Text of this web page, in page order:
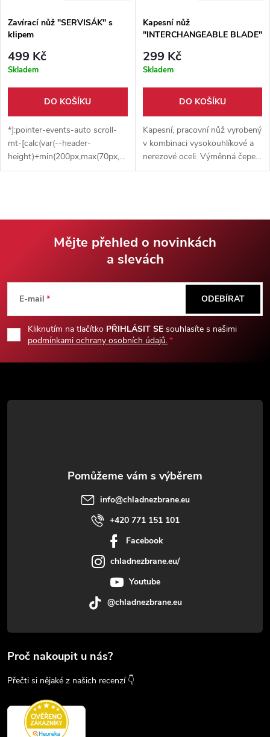
Zavírací nůž "SERVISÁK" s
klipem
499 Kč
Skladem
DO KOŠÍKU
*]:pointer-events-auto scroll-
mt-[calc(var(--header-
height)+min(200px,max(70px,20svh)))]"
dir="auto" data-turn-
turn-18" data-scroll-
anchor="true" data-
turn="assistant"
tabindex="-1"> Stylový a
dřevěnými střenkami, ostrou
čepelí a klipem. Ideální pro EDC,
servis i outdoorové použití.
Kapesní nůž
"INTERCHANGEABLE BLADE"
299 Kč
Skladem
DO KOŠÍKU
Kapesní, pracovní nůž vyrobený
v kombinaci vysokouhlíkové a
nerezové oceli. Výměnná čepel
ve stylu řezáku + klip na
p
a
Mějte přehled o novinkách
a slevách
E-mail
Kliknutím na tlačítko PŘIHLÁSIT SE souhlasíte s našimi
podmínkami ochrany osobních údajů.
ODEBÍRAT
info@chladnezbrane.eu
+420 771 151 101
Facebook
chladnezbrane.eu/
Youtube
@chladnezbrane.eu
Proč nakoupit u nás?
Přečti si nějaké z našich recenzí 👇